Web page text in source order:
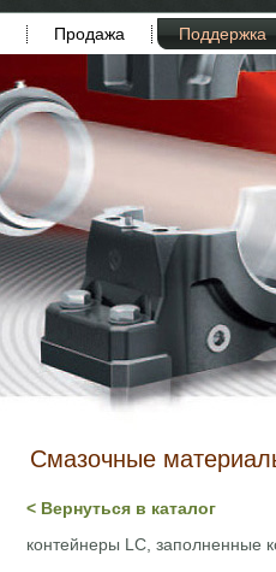
Продажа Поддержка
Смазочные
< Вернуться в каталог
контейнеры LC, заполненные